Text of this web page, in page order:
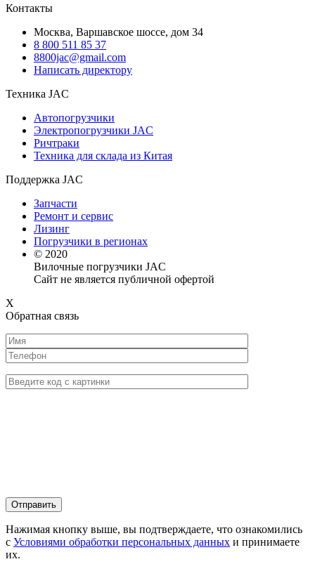
Контакты
Москва, Варшавское шоссе, дом 34
8 800 511 85 37
8800jac@gmail.com
Написать директору
Техника JAC
Автопогрузчики
Электропогрузчики JAC
Ричтраки
Техника для склада из Китая
Поддержка JAC
Запчасти
Ремонт и сервис
Лизинг
Погрузчики в регионах
© 2020
Вилочные погрузчики JAC
Сайт не является публичной офертой
X
Обратная связь
Нажимая кнопку выше, вы подтверждаете, что ознакомились
с Условиями обработки персональных данных и принимаете
их.